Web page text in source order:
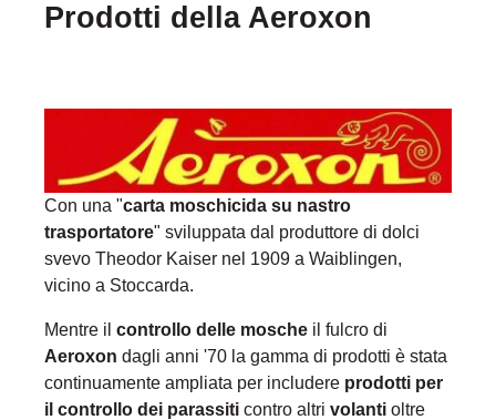
Prodotti della Aeroxon
Con una "carta moschicida su nastro
trasportatore" sviluppata dal produttore di dolci
svevo Theodor Kaiser nel 1909 a Waiblingen,
vicino a Stoccarda.
Mentre il controllo delle mosche il fulcro di
Aeroxon dagli anni '70 la gamma di prodotti è stata
continuamente ampliata per includere prodotti per
il controllo dei parassiti contro altri volanti oltre